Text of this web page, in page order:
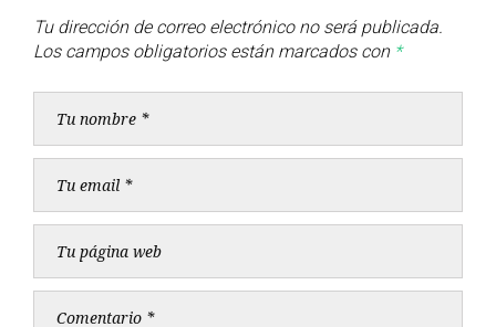
Tu dirección de correo electrónico no será publicada.
Los campos obligatorios están marcados con *